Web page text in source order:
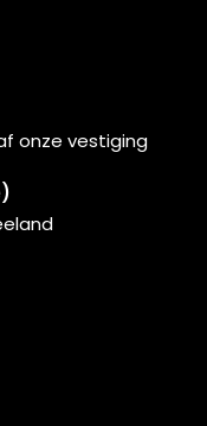
onze vestiging